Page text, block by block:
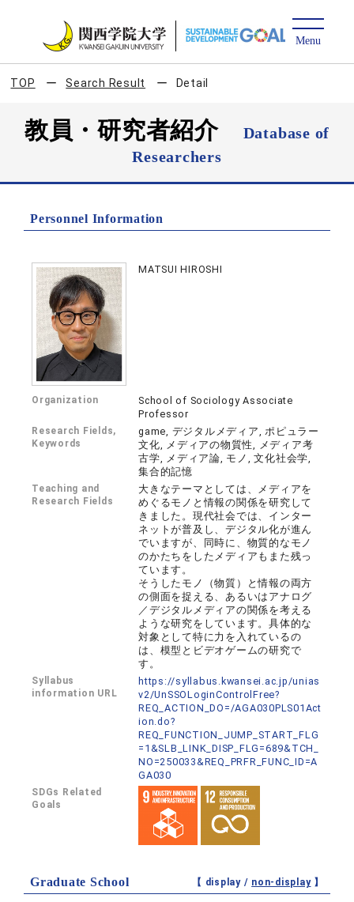
TOP Search Result Detail
教員・研究者紹介
Database of
Researchers
Personnel Information
MATSUI HIROSHI
Organization
School of Sociology Associate
Professor
Research Fields,
Keywords
game, デジタルメディア, ポピュラー
文化, メディアの物質性, メディア考
古学, メディア論, モノ, 文化社会学,
集合的記憶
Teaching and
Research Fields
大きなテーマとしては、メディアを
めぐるモノと情報の関係を研究して
きました。現代社会では、インター
ネットが普及し、デジタル化が進ん
でいますが、同時に、物質的なモノ
のかたちをしたメディアもまた残っ
ています。
そうしたモノ（物質）と情報の両方
の側面を捉える、あるいはアナログ
／デジタルメディアの関係を考える
ような研究をしています。具体的な
対象として特に力を入れているの
は、模型とビデオゲームの研究で
す。
Syllabus
information URL
https://syllabus.kwansei.ac.jp/unias
v2/UnSSOLoginControlFree?
REQ_ACTION_DO=/AGA030PLS01Act
ion.do?
REQ_FUNCTION_JUMP_START_FLG
=1&SLB_LINK_DISP_FLG=689&TCH_
NO=250033&REQ_PRFR_FUNC_ID=A
GA030
SDGs Related
Goals
Graduate School 【 display / non-display】